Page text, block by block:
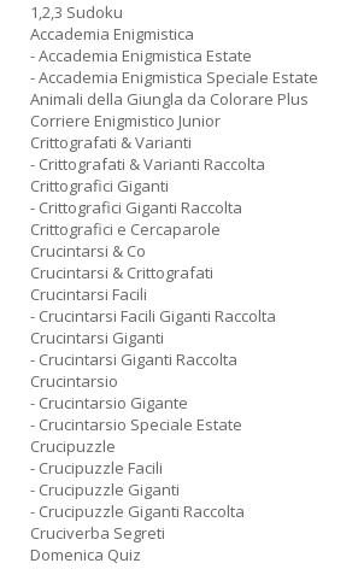
1,2,3 Sudoku
Accademia Enigmistica
- Accademia Enigmistica Estate
- Accademia Enigmistica Speciale Estate
Animali della Giungla da Colorare Plus
Corriere Enigmistico Junior
Crittografati & Varianti
- Crittografati & Varianti Raccolta
Crittografici Giganti
- Crittografici Giganti Raccolta
Crittografici e Cercaparole
Crucintarsi & Co
Crucintarsi & Crittografati
Crucintarsi Facili
- Crucintarsi Facili Giganti Raccolta
Crucintarsi Giganti
- Crucintarsi Giganti Raccolta
Crucintarsio
- Crucintarsio Gigante
- Crucintarsio Speciale Estate
Crucipuzzle
- Crucipuzzle Facili
- Crucipuzzle Giganti
- Crucipuzzle Giganti Raccolta
Cruciverba Segreti
Domenica Quiz